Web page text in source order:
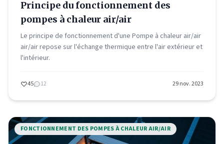
Principe du fonctionnement des
pompes à chaleur air/air
Le principe de fonctionnement d'une Pompe à chaleur air/air
air/air repose sur l'échange thermique entre l'air extérieur et
l'intérieur.
45 12 29 nov. 2023
FONCTIONNEMENT DES POMPES À CHALEUR AIR/AIR